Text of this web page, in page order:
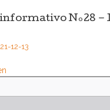
Nº28 –
12-13